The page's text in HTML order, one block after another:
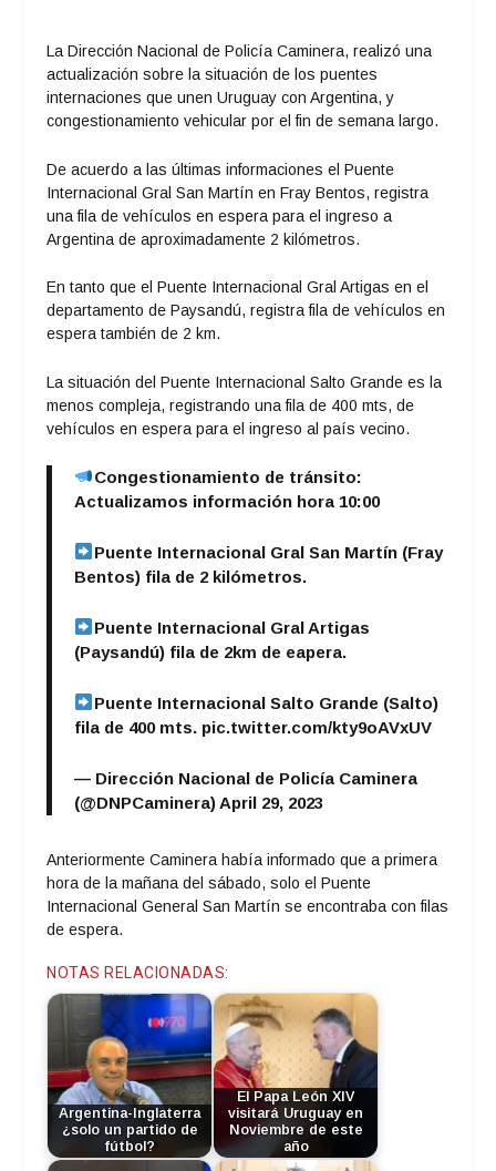
La Dirección Nacional de Policía Caminera, realizó una
actualización sobre la situación de los puentes
internaciones que unen Uruguay con Argentina, y
congestionamiento vehicular por el fin de semana largo.
De acuerdo a las últimas informaciones el Puente
Internacional Gral San Martín en Fray Bentos, registra
una fila de vehículos en espera para el ingreso a
Argentina de aproximadamente 2 kilómetros.
En tanto que el Puente Internacional Gral Artigas en el
departamento de Paysandú, registra fila de vehículos en
espera también de 2 km.
La situación del Puente Internacional Salto Grande es la
menos compleja, registrando una fila de 400 mts, de
vehículos en espera para el ingreso al país vecino.
Congestionamiento de tránsito:
Actualizamos información hora 10:00
Puente Internacional Gral San Martín (Fray
Bentos) fila de 2 kilómetros.
Puente Internacional Gral Artigas
(Paysandú) fila de 2km de eapera.
Puente Internacional Salto Grande (Salto)
fila de 400 mts. pic.twitter.com/kty9oAVxUV
— Dirección Nacional de Policía Caminera
(@DNPCaminera) April 29, 2023
Anteriormente Caminera había informado que a primera
hora de la mañana del sábado, solo el Puente
Internacional General San Martín se encontraba con filas
de espera.
NOTAS RELACIONADAS:
Argentina-Inglaterra
¿solo un partido de
fútbol?
El Papa León XIV
visitará Uruguay en
Noviembre de este
año